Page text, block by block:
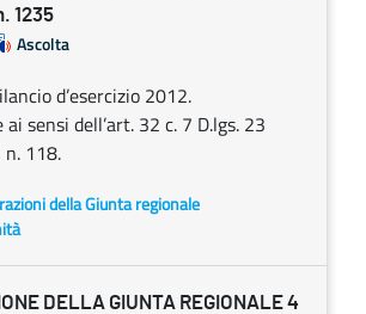
1235
Ascolta
d’esercizio 2012.
sensi dell’art. 32 c. 7 D.lgs. 23
118.
della Giunta regionale
DELLA GIUNTA REGIONALE 4